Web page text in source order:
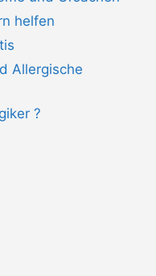
helfen
Allergische
?